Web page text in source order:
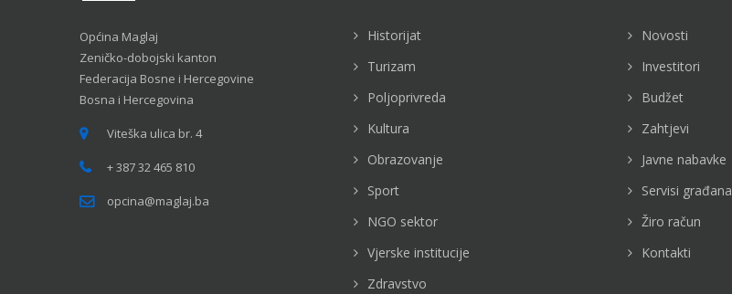
Općina Maglaj
Zeničko-dobojski kanton
Federacija Bosne i Hercegovine
Bosna i Hercegovina
Viteška ulica br. 4
+ 387 32 465 810
opcina@maglaj.ba
Historijat
Turizam
Poljoprivreda
Kultura
Obrazovanje
Sport
NGO sektor
Vjerske institucije
Zdravstvo
Novosti
Investitori
Budžet
Zahtjevi
Javne nabavke
Servisi građana
Žiro račun
Kontakti